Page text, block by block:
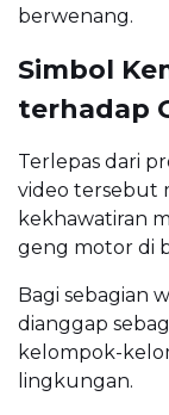
berwenang.
Simbol
terhadap
Terlepas dari
video tersebut
kekhawatiran
geng motor di
Bagi sebagian
dianggap
kelompok-
lingkungan.